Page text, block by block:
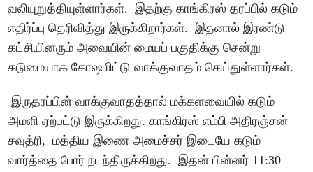
வலியுறுத்தியுள்ளார்கள். இதற்கு காங்கிரஸ் தரப்பில் கடும்
எதிர்ப்பு தெரிவித்து இருக்கிறார்கள். இதனால் இரண்டு
கட்சியினரும் அவையின் மையப் பகுதிக்கு சென்று
கடுமையாக கோஷமிட்டு வாக்குவாதம் செய்துள்ளார்கள்.
இருதரப்பின் வாக்குவாதத்தால் மக்களவையில் கடும்
அமளி ஏற்பட்டு இருக்கிறது. காங்கிரஸ் எம்பி அதிரஞ்சன்
சவுத்ரி, மத்திய இணை அமைச்சர் இடையே கடும்
வார்த்தை போர் நடந்திருக்கிறது. இதன் பின்னர் 11:30